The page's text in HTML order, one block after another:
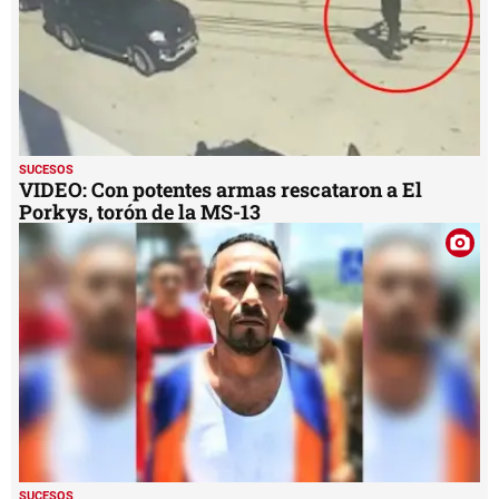
SUCESOS
VIDEO: Con potentes armas rescataron a El
Porkys, torón de la MS-13